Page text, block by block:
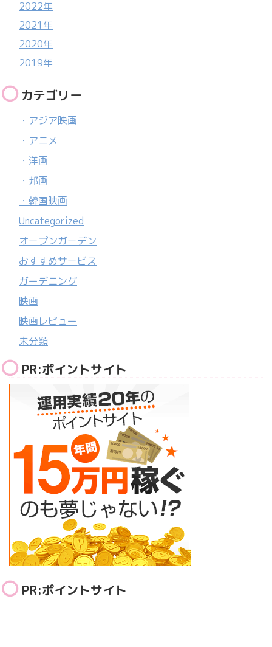
2022年
2021年
2020年
2019年
カテゴリー
・アジア映画
・アニメ
・洋画
・邦画
・韓国映画
Uncategorized
オープンガーデン
おすすめサービス
ガーデニング
映画
映画レビュー
未分類
PR:ポイントサイト
PR:ポイントサイト